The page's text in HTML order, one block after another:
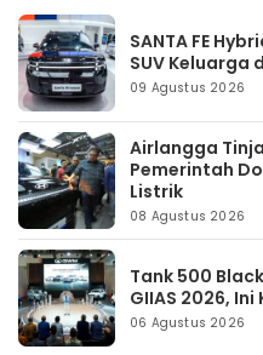
SANTA FE
SUV Keluarga
09 Agustus 2026
Airlangga
Pemerintah
Listrik
08 Agustus 2026
Tank 500
GIIAS 2026,
06 Agustus 2026